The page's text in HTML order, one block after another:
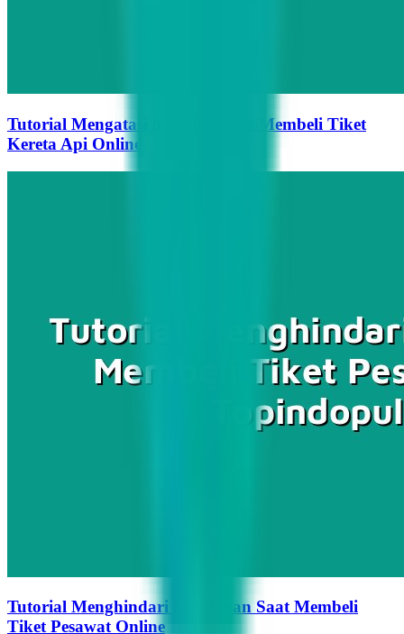
Tutorial Mengatasi Masalah Saat Membeli Tiket
Kereta Api Online
Tutorial Menghindari Kesalahan Saat Membeli
Tiket Pesawat Online